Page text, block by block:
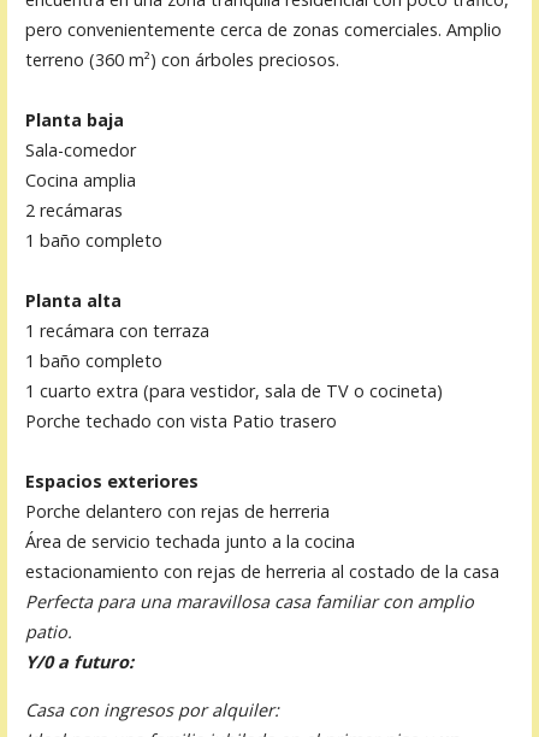
pero convenientemente cerca de zonas comerciales. Amplio
terreno (360 m²) con árboles preciosos.
Planta baja
Sala-comedor
Cocina amplia
2 recámaras
1 baño completo
Planta alta
1 recámara con terraza
1 baño completo
1 cuarto extra (para vestidor, sala de TV o cocineta)
Porche techado con vista Patio trasero
Espacios exteriores
Porche delantero con rejas de herreria
Área de servicio techada junto a la cocina
estacionamiento con rejas de herreria al costado de la casa
Perfecta para una maravillosa casa familiar con amplio
patio.
Y/0 a futuro:
Casa con ingresos por alquiler: